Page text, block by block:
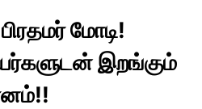
மோடி!
இறங்கும்